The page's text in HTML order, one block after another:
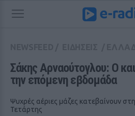
Σάκης Αρναούτογλου: Ο
την επόμενη εβδομάδα
Ψυχρές αέριες μάζες κατεβαίνουν
Τετάρτης